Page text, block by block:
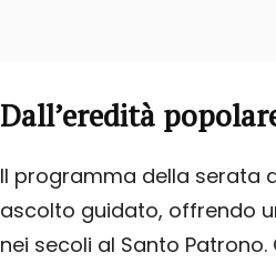
Dall’eredità
Il programma della serata
ascolto guidato, offrendo
nei secoli al Santo